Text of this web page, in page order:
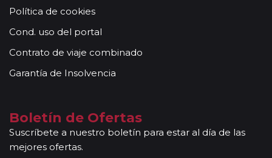
Política de cookies
Cond. uso del portal
Contrato de viaje combinado
Garantía de Insolvencia
Boletín de Ofertas
Suscríbete a nuestro boletín para estar al día de las
mejores ofertas.